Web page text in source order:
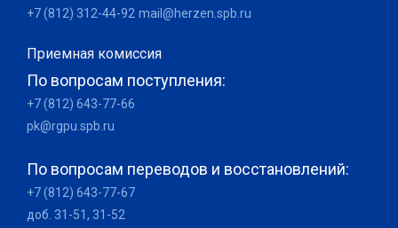
+7 (812) 312-44-92 mail@herzen.spb.ru
Приемная комиссия
По вопросам поступления:
+7 (812) 643-77-66
pk@rgpu.spb.ru
По вопросам переводов и восстановлений:
+7 (812) 643-77-67
доб. 31-51, 31-52